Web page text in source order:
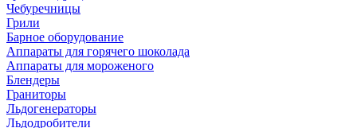
Чебуречницы
Грили
Барное оборудование
Аппараты для горячего шоколада
Аппараты для мороженого
Блендеры
Граниторы
Льдогенераторы
Льдодробители